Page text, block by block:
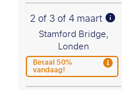
2 of 3 of 4 maart
Stamford Bridge,
Londen
Betaal 50%
vandaag!